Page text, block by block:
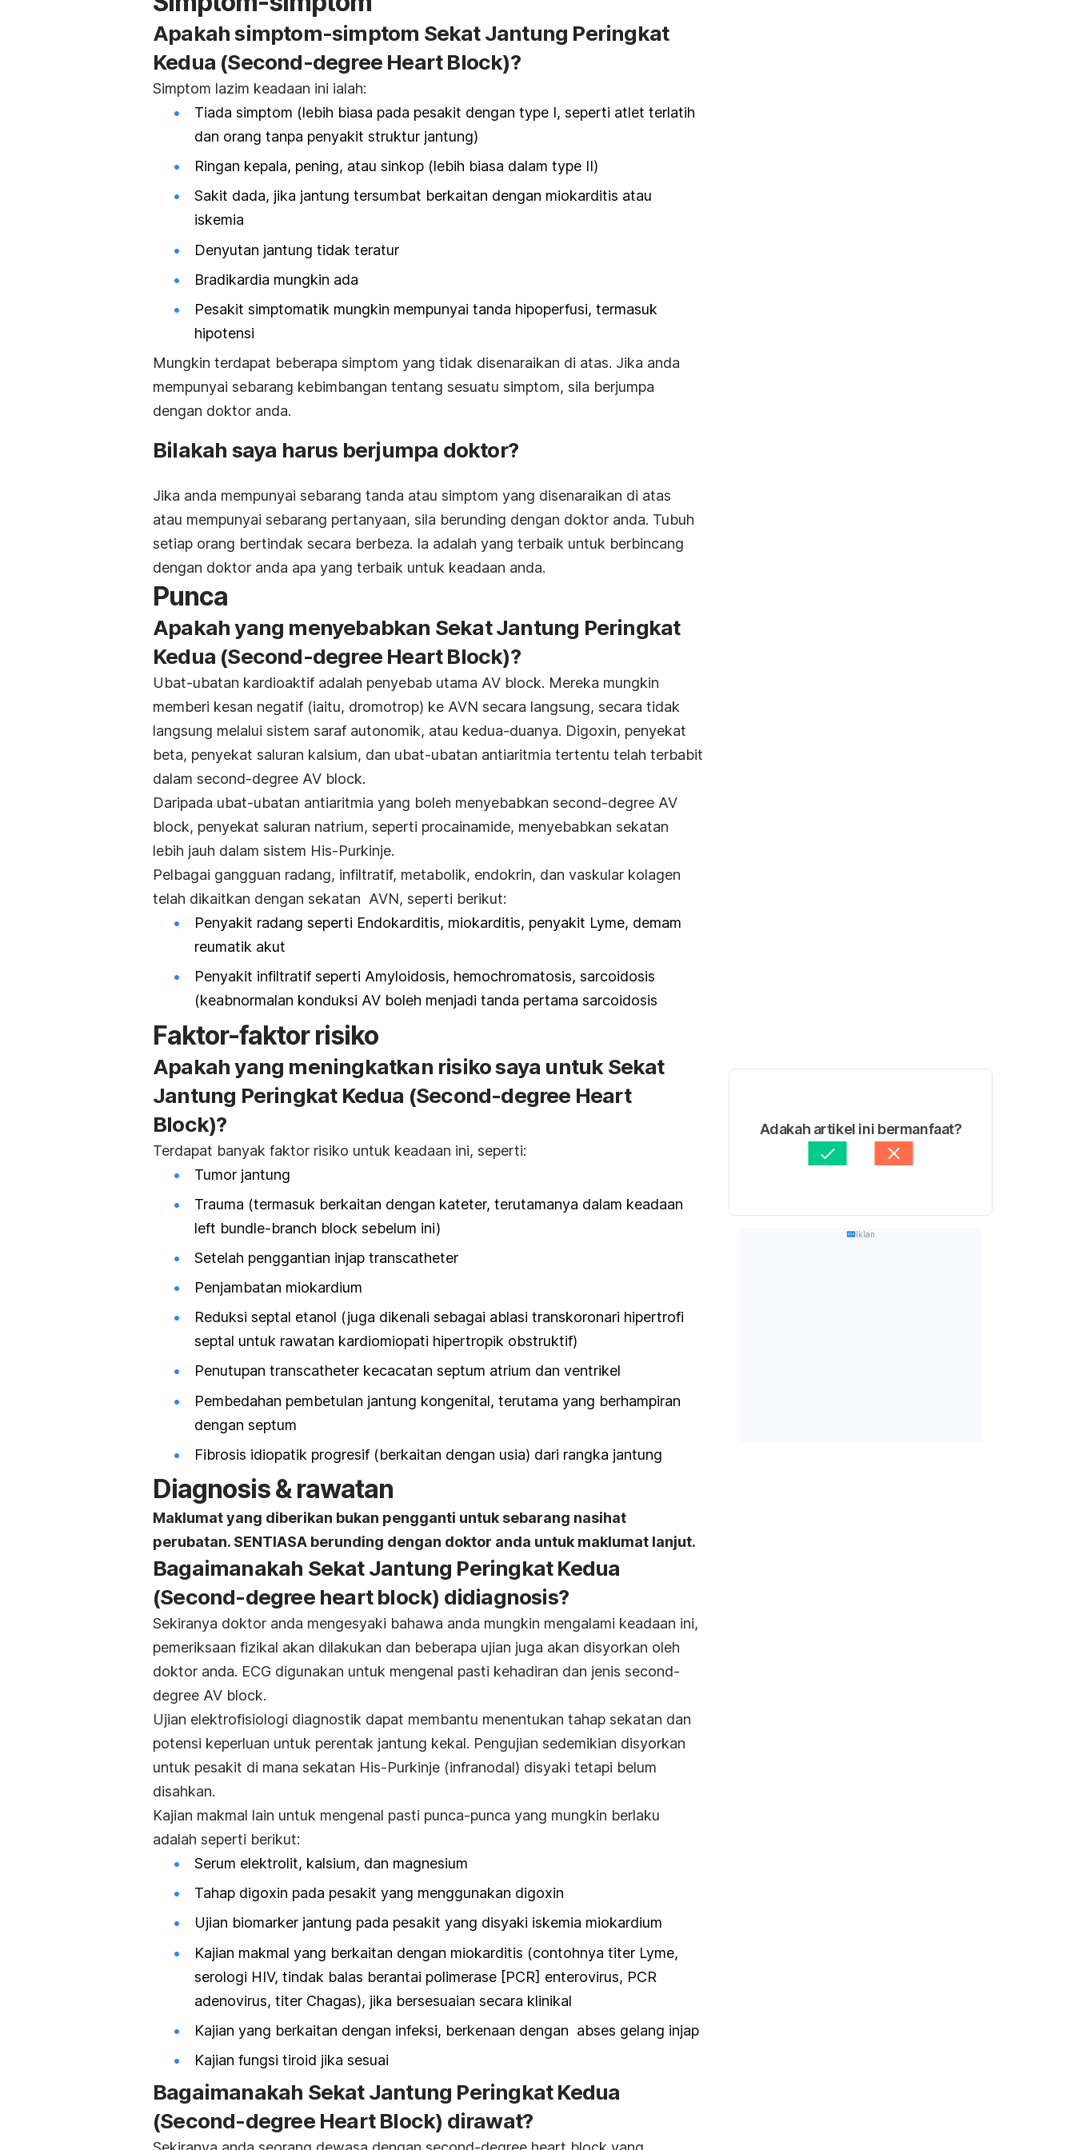
Apakah simptom-simptom Sekat Jantung Peringkat
Kedua (Second-degree Heart Block)?
Simptom lazim keadaan ini ialah:
Tiada simptom (lebih biasa pada pesakit dengan type I, seperti atlet terlatih
dan orang tanpa penyakit struktur jantung)
Ringan kepala, pening, atau sinkop (lebih biasa dalam type II)
Sakit dada, jika jantung tersumbat berkaitan dengan miokarditis atau
iskemia
Denyutan jantung tidak teratur
Bradikardia mungkin ada
Pesakit simptomatik mungkin mempunyai tanda hipoperfusi, termasuk
hipotensi
Mungkin terdapat beberapa simptom yang tidak disenaraikan di atas. Jika anda
mempunyai sebarang kebimbangan tentang sesuatu simptom, sila berjumpa
dengan doktor anda.
Bilakah saya harus berjumpa doktor?
Jika anda mempunyai sebarang tanda atau simptom yang disenaraikan di atas
atau mempunyai sebarang pertanyaan, sila berunding dengan doktor anda. Tubuh
setiap orang bertindak secara berbeza. Ia adalah yang terbaik untuk berbincang
dengan doktor anda apa yang terbaik untuk keadaan anda.
Punca
Apakah yang menyebabkan Sekat Jantung Peringkat
Kedua (Second-degree Heart Block)?
Ubat-ubatan kardioaktif adalah penyebab utama AV block. Mereka mungkin
memberi kesan negatif (iaitu, dromotrop) ke AVN secara langsung, secara tidak
langsung melalui sistem saraf autonomik, atau kedua-duanya. Digoxin, penyekat
beta, penyekat saluran kalsium, dan ubat-ubatan antiaritmia tertentu telah terbabit
dalam second-degree AV block.
Daripada ubat-ubatan antiaritmia yang boleh menyebabkan second-degree AV
block, penyekat saluran natrium, seperti procainamide, menyebabkan sekatan
lebih jauh dalam sistem His-Purkinje.
Pelbagai gangguan radang, infiltratif, metabolik, endokrin, dan vaskular kolagen
telah dikaitkan dengan sekatan AVN, seperti berikut:
Penyakit radang seperti Endokarditis, miokarditis, penyakit Lyme, demam
reumatik akut
Penyakit infiltratif seperti Amyloidosis, hemochromatosis, sarcoidosis
(keabnormalan konduksi AV boleh menjadi tanda pertama sarcoidosis
Faktor-faktor risiko
Apakah yang meningkatkan risiko saya untuk Sekat
Jantung Peringkat Kedua (Second-degree Heart
Block)?
Terdapat banyak faktor risiko untuk keadaan ini, seperti:
Tumor jantung
Trauma (termasuk berkaitan dengan kateter, terutamanya dalam keadaan
left bundle-branch block sebelum ini)
Setelah penggantian injap transcatheter
Penjambatan miokardium
Reduksi septal etanol (juga dikenali sebagai ablasi transkoronari hipertrofi
septal untuk rawatan kardiomiopati hipertropik obstruktif)
Penutupan transcatheter kecacatan septum atrium dan ventrikel
Pembedahan pembetulan jantung kongenital, terutama yang berhampiran
dengan septum
Fibrosis idiopatik progresif (berkaitan dengan usia) dari rangka jantung
Diagnosis & rawatan
Maklumat yang diberikan bukan pengganti untuk sebarang nasihat
perubatan. SENTIASA berunding dengan doktor anda untuk maklumat lanjut.
Bagaimanakah Sekat Jantung Peringkat Kedua
(Second-degree heart block) didiagnosis?
Sekiranya doktor anda mengesyaki bahawa anda mungkin mengalami keadaan ini,
pemeriksaan fizikal akan dilakukan dan beberapa ujian juga akan disyorkan oleh
doktor anda. ECG digunakan untuk mengenal pasti kehadiran dan jenis second-
degree AV block.
Ujian elektrofisiologi diagnostik dapat membantu menentukan tahap sekatan dan
potensi keperluan untuk perentak jantung kekal. Pengujian sedemikian disyorkan
untuk pesakit di mana sekatan His-Purkinje (infranodal) disyaki tetapi belum
disahkan.
Kajian makmal lain untuk mengenal pasti punca-punca yang mungkin berlaku
adalah seperti berikut:
Serum elektrolit, kalsium, dan magnesium
Tahap digoxin pada pesakit yang menggunakan digoxin
Ujian biomarker jantung pada pesakit yang disyaki iskemia miokardium
Kajian makmal yang berkaitan dengan miokarditis (contohnya titer Lyme,
serologi HIV, tindak balas berantai polimerase [PCR] enterovirus, PCR
adenovirus, titer Chagas), jika bersesuaian secara klinikal
Kajian yang berkaitan dengan infeksi, berkenaan dengan abses gelang injap
Kajian fungsi tiroid jika sesuai
Bagaimanakah Sekat Jantung Peringkat Kedua
(Second-degree Heart Block) dirawat?
Adakah artikel ini bermanfaat?
Iklan